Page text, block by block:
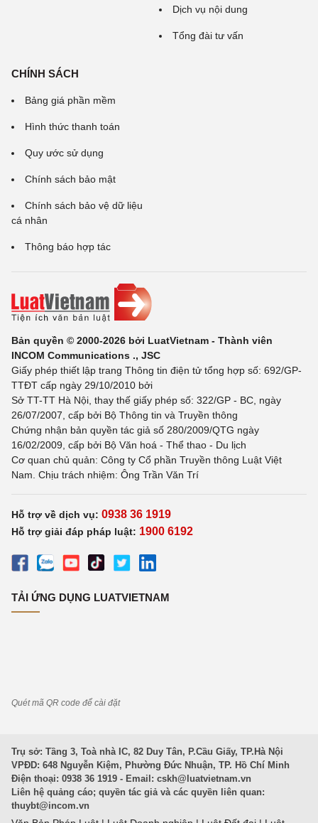
Dịch vụ nội dung
Tổng đài tư vấn
CHÍNH SÁCH
Bảng giá phần mềm
Hình thức thanh toán
Quy ước sử dụng
Chính sách bảo mật
Chính sách bảo vệ dữ liệu
cá nhân
Thông báo hợp tác
Bản quyền © 2000-2026 bởi LuatVietnam - Thành viên
INCOM Communications ., JSC
Giấy phép thiết lập trang Thông tin điện tử tổng hợp số: 692/GP-
TTĐT cấp ngày 29/10/2010 bởi
Sở TT-TT Hà Nội, thay thế giấy phép số: 322/GP - BC, ngày
26/07/2007, cấp bởi Bộ Thông tin và Truyền thông
Chứng nhận bản quyền tác giả số 280/2009/QTG ngày
16/02/2009, cấp bởi Bộ Văn hoá - Thể thao - Du lịch
Cơ quan chủ quản: Công ty Cổ phần Truyền thông Luật Việt
Nam. Chịu trách nhiệm: Ông Trần Văn Trí
Hỗ trợ về dịch vụ: 0938 36 1919
Hỗ trợ giải đáp pháp luật: 1900 6192
TẢI ỨNG DỤNG LUATVIETNAM
Quét mã QR code để cài đặt
Trụ sở: Tầng 3, Toà nhà IC, 82 Duy Tân, P.Cầu Giấy, TP.Hà Nội
VPĐD: 648 Nguyễn Kiệm, Phường Đức Nhuận, TP. Hồ Chí Minh
Điện thoại: 0938 36 1919 - Email: cskh@luatvietnam.vn
Liên hệ quảng cáo; quyền tác giả và các quyền liên quan:
thuybt@incom.vn